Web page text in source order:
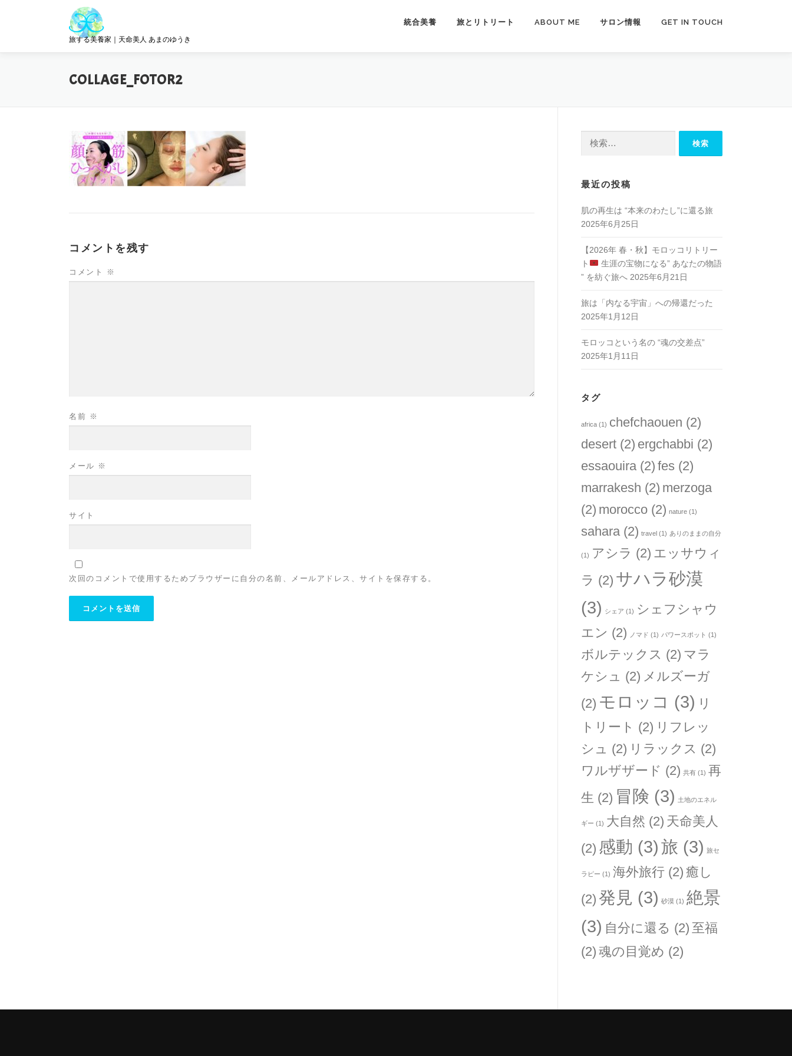
旅する美養家｜天命美人 あまのゆうき
統合美養 旅とリトリート ABOUT ME サロン情報 GET IN TOUCH
COLLAGE_FOTOR2
コメントを残す
コメント ※
名前 ※
メール ※
サイト
次回のコメントで使用するためブラウザーに自分の名前、メールアドレス、サイトを保存する。
最近の投稿
肌の再生は “本来のわたし”に還る旅
2025年6月25日
【2026年 春・秋】モロッコリトリー
ト
生涯の宝物になる” あなたの物語
” を紡ぐ旅へ 2025年6月21日
旅は「内なる宇宙」への帰還だった
2025年1月12日
モロッコという名の “魂の交差点”
2025年1月11日
タグ
africa (1) chefchaouen (2)
desert (2) ergchabbi (2)
essaouira(2) fes (2)
marrakesh (2) merzoga
(2) morocco (2) nature (1)
sahara(2) travel (1) ありのままの自分
(1) アシラ (2) エッサウィ
ラ (2) サハラ砂漠
(3) シェア (1) シェフシャウ
エン (2) ノマド (1) パワースポット (1)
ボルテックス (2) マラ
ケシュ (2) メルズーガ
(2) モロッコ (3) リ
トリート (2) リフレッ
シュ (2) リラックス (2)
ワルザザード (2) 共有 (1) 再
生 (2) 冒険 (3) 土地のエネル
ギー (1) 大自然 (2) 天命美人
(2) 感動 (3)旅 (3) 旅セ
ラピー (1) 海外旅行 (2) 癒し
(2) 発見 (3) 砂漠 (1) 絶景
(3) 自分に還る (2) 至福
(2) 魂の目覚め (2)